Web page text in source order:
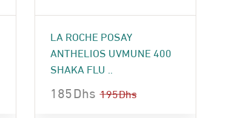
LA ROCHE POSAY
ANTHELIOS UVMUNE 400
SHAKA FLU ..
195Dhs
185Dhs